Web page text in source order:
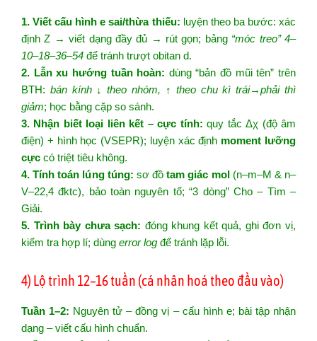
1. Viết cấu hình e sai/thừa thiếu: luyện theo ba bước: xác
định Z → viết dạng đầy đủ → rút gọn; bảng “móc treo” 4–
10–18–36–54 để tránh trượt obitan d.
2. Lẫn xu hướng tuần hoàn: dùng “bản đồ mũi tên” trên
BTH: bán kính ↓ theo nhóm, ↑ theo chu kì trái→phải thì
giảm; học bằng cặp so sánh.
3. Nhận biết loại liên kết – cực tính: quy tắc Δχ (độ âm
điện) + hình học (VSEPR); luyện xác định moment lưỡng
cực có triệt tiêu không.
4. Tính toán lúng túng: sơ đồtam giác mol(n–m–M & n–
V–22,4 đktc), bảo toàn nguyên tố; “3 dòng” Cho – Tìm –
Giải.
5. Trình bày chưa sạch: đóng khung kết quả, ghi đơn vị,
kiểm tra hợp lí; dùng error log để tránh lặp lỗi.
4) Lộ trình 12–16 tuần (cá nhân hoá theo đầu vào)
Tuần 1–2: Nguyên tử – đồng vị – cấu hình e; bài tập nhận
dạng – viết cấu hình chuẩn.